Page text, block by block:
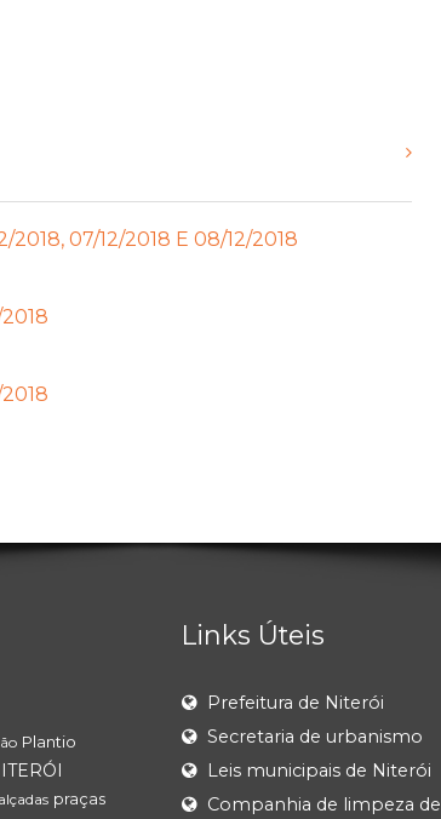
2018, 07/12/2018 E 08/12/2018
Plantio
praças
Links Úteis
Prefeitura de Niterói
Secretaria de urbanismo
Leis municipais de Niterói
Companhia de limpeza de